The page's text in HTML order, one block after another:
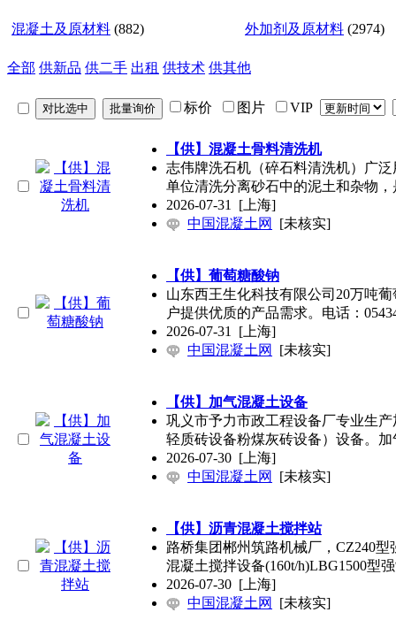
混凝土及原材料 (882) 外加剂及原材料 (2974)
全部 供新品 供二手 出租 供技术 供其他
标价 图片 VIP
【供】混凝土骨料清洗机
志伟牌洗石机（碎石料清洗机）广
单位清洗分离砂石中的泥土和杂物，
2026-07-31 [上海]
中国混凝土网
[未核实]
【供】葡萄糖酸钠
山东西王生化科技有限公司20万吨
户提供优质的产品需求。电话：
2026-07-31 [上海]
中国混凝土网
[未核实]
【供】加气混凝土设备
巩义市予力市政工程设备厂专业生
轻质砖设备粉煤灰砖设备）设备。加
2026-07-30 [上海]
中国混凝土网
[未核实]
【供】沥青混凝土搅拌站
路桥集团郴州筑路机械厂，CZ240
混凝土搅拌设备(160t/h)LBG1500型
2026-07-30 [上海]
中国混凝土网
[未核实]